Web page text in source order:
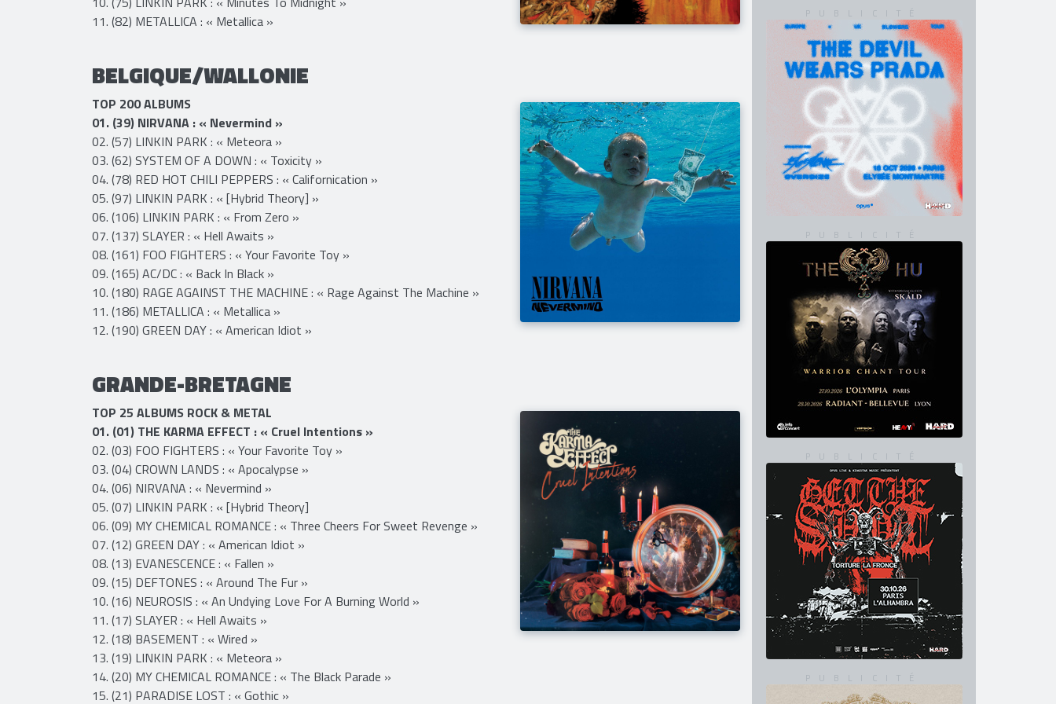
09. (64) PRO-PAIN : « Stone Cold Anger »
10. (75) LINKIN PARK : « Minutes To Midnight »
BELGIQUE/WALLONIE
TOP 200 ALBUMS
01. (39) NIRVANA : « Nevermind »
02. (57) LINKIN PARK : « Meteora »
03. (62) SYSTEM OF A DOWN : « Toxicity »
04. (78) RED HOT CHILI PEPPERS : « Californication »
05. (97) LINKIN PARK : « [Hybrid Theory] »
06. (106) LINKIN PARK : « From Zero »
07. (137) SLAYER : « Hell Awaits »
08. (161) FOO FIGHTERS : « Your Favorite Toy »
09. (165) AC/DC : « Back In Black »
10. (180) RAGE AGAINST THE MACHINE : « Rage Against The Machine »
11. (186) METALLICA : « Metallica »
GRANDE-BRETAGNE
TOP 25 ALBUMS ROCK & METAL
01. (01) THE KARMA EFFECT : « Cruel Intentions »
02. (03) FOO FIGHTERS : « Your Favorite Toy »
03. (04) CROWN LANDS : « Apocalypse »
04. (06) NIRVANA : « Nevermind »
05. (07) LINKIN PARK : « [Hybrid Theory]
06. (09) MY CHEMICAL ROMANCE : « Three Cheers For Sweet Revenge »
07. (12) GREEN DAY : « American Idiot »
08. (13) EVANESCENCE : « Fallen »
09. (15) DEFTONES : « Around The Fur »
10. (16) NEUROSIS : « An Undying Love For A Burning World »
11. (17) SLAYER : « Hell Awaits »
12. (18) BASEMENT : « Wired »
13. (19) LINKIN PARK : « Meteora »